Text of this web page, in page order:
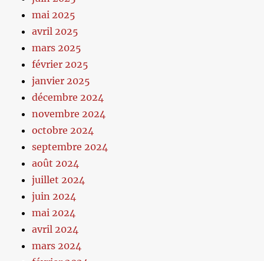
mai 2025
avril 2025
mars 2025
février 2025
janvier 2025
décembre 2024
novembre 2024
octobre 2024
septembre 2024
août 2024
juillet 2024
juin 2024
mai 2024
avril 2024
mars 2024